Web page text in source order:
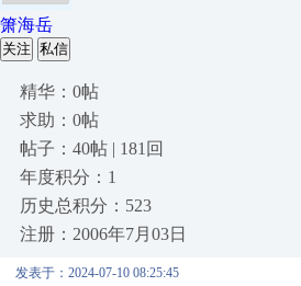
箫海岳
关注 私信
精华：0帖
求助：0帖
帖子：40帖 | 181回
年度积分：1
历史总积分：523
注册：2006年7月03日
发表于：2024-07-10 08:25:45